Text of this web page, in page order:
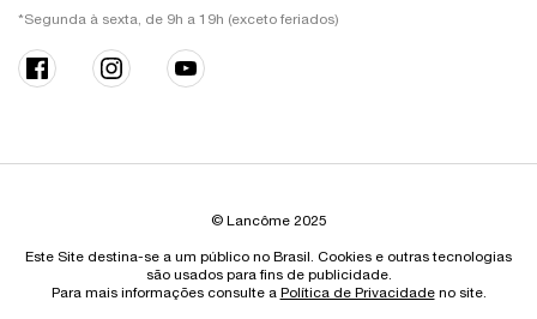
*Segunda à sexta, de 9h a 19h (exceto feriados)
© Lancôme 2025
Este Site destina-se a um público no Brasil. Cookies e outras tecnologias
são usados para fins de publicidade.
Para mais informações consulte a Política de Privacidadeno site.